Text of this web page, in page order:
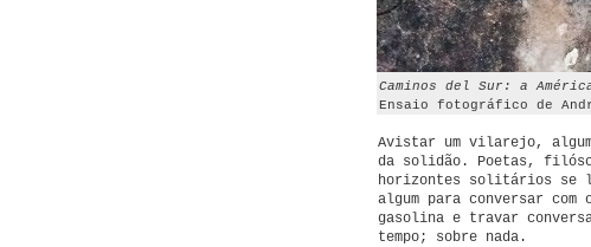
Caminos del Sur: a
Ensaio fotográfico de
Avistar um vilarejo,
da solidão. Poetas,
horizontes solitários se
algum para conversar
gasolina e travar
tempo; sobre nada.